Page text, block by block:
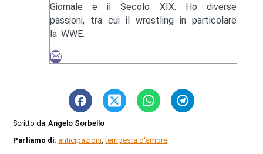
Giornale e il Secolo XIX. Ho diverse
passioni, tra cui il wrestling in particolare
la WWE.
Scritto da Angelo Sorbello
Parliamo di: anticipazioni,tempesta d'amore